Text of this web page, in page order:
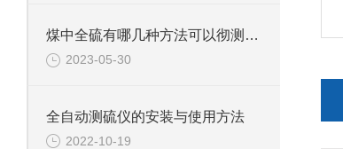
煤中全硫有哪几种方法可以彻测定？各有什么利弊？
2023-05-30
全自动测硫仪的安装与使用方法
2022-10-19